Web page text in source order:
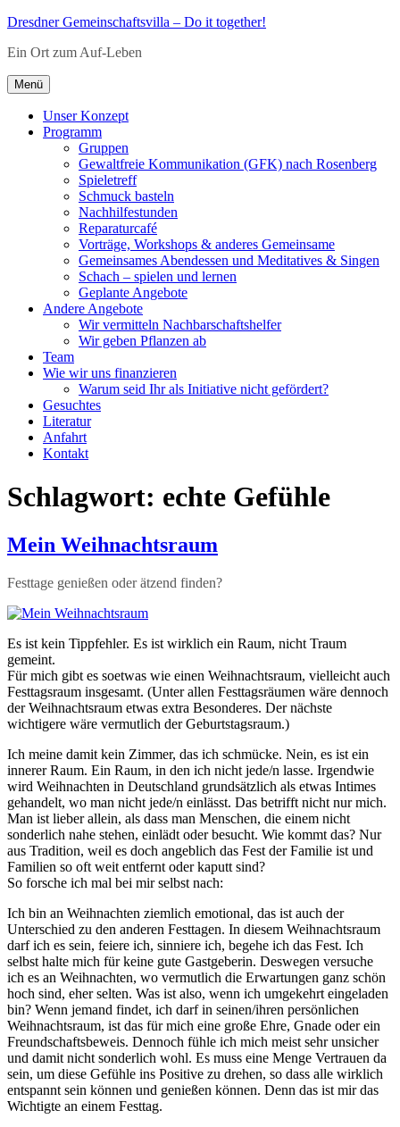
Zum
springen
Dresdner Gemeinschaftsvilla – Do it together!
Ein Ort zum Auf-Leben
Menü
Unser Konzept
Programm
Gruppen
Gewaltfreie Kommunikation (GFK) nach Rosenberg
Spieletreff
Schmuck basteln
Nachhilfestunden
Reparaturcafé
Vorträge, Workshops & anderes Gemeinsame
Gemeinsames Abendessen und Meditatives & Singen
Schach – spielen und lernen
Geplante Angebote
Andere Angebote
Wir vermitteln Nachbarschaftshelfer
Wir geben Pflanzen ab
Team
Wie wir uns finanzieren
Warum seid Ihr als Initiative nicht gefördert?
Gesuchtes
Literatur
Anfahrt
Kontakt
Schlagwort: echte Gefühle
Mein Weihnachtsraum
Festtage genießen oder ätzend finden?
Es ist kein Tippfehler. Es ist wirklich ein Raum, nicht Traum
gemeint.
Für mich gibt es soetwas wie einen Weihnachtsraum, vielleicht auch
Festtagsraum insgesamt. (Unter allen Festtagsräumen wäre dennoch
der Weihnachtsraum etwas extra Besonderes. Der nächste
wichtigere wäre vermutlich der Geburtstagsraum.)
Ich meine damit kein Zimmer, das ich schmücke. Nein, es ist ein
innerer Raum. Ein Raum, in den ich nicht jede/n lasse. Irgendwie
wird Weihnachten in Deutschland grundsätzlich als etwas Intimes
gehandelt, wo man nicht jede/n einlässt. Das betrifft nicht nur mich.
Man ist lieber allein, als dass man Menschen, die einem nicht
sonderlich nahe stehen, einlädt oder besucht. Wie kommt das? Nur
aus Tradition, weil es doch angeblich das Fest der Familie ist und
Familien so oft weit entfernt oder kaputt sind?
So forsche ich mal bei mir selbst nach:
Ich bin an Weihnachten ziemlich emotional, das ist auch der
Unterschied zu den anderen Festtagen. In diesem Weihnachtsraum
darf ich es sein, feiere ich, sinniere ich, begehe ich das Fest. Ich
selbst halte mich für keine gute Gastgeberin. Deswegen versuche
ich es an Weihnachten, wo vermutlich die Erwartungen ganz schön
hoch sind, eher selten. Was ist also, wenn ich umgekehrt eingeladen
bin? Wenn jemand findet, ich darf in seinen/ihren persönlichen
Weihnachtsraum, ist das für mich eine große Ehre, Gnade oder ein
Freundschaftsbeweis. Dennoch fühle ich mich meist sehr unsicher
und damit nicht sonderlich wohl. Es muss eine Menge Vertrauen da
sein, um diese Gefühle ins Positive zu drehen, so dass alle wirklich
entspannt sein können und genießen können. Denn das ist mir das
Wichtigte an einem Festtag.